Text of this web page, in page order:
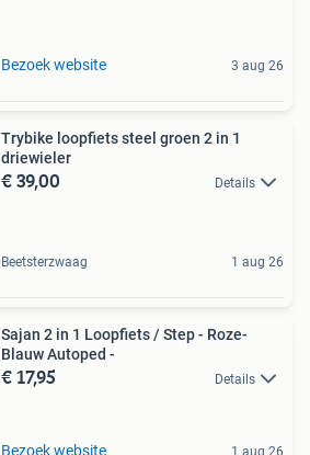
Bezoek website 3 aug 26
Trybike loopfiets steel groen 2 in 1
driewieler
€ 39,00 Details
Beetsterzwaag 1 aug 26
Sajan 2 in 1 Loopfiets / Step - Roze-
Blauw Autoped -
€ 17,95 Details
Bezoek website